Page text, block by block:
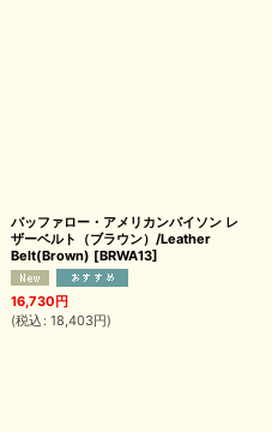
バッファロー・アメリカンバイソン レ
ザーベルト（ブラウン）/Leather
Belt(Brown) [BRWA13]
16,730円
(税込 : 18,403円)